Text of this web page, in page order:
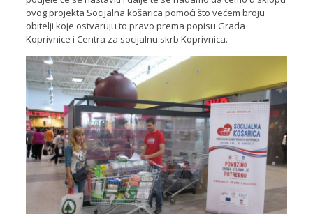
ovog projekta Socijalna košarica pomoći što većem broju
obitelji koje ostvaruju to pravo prema popisu Grada
Koprivnice i Centra za socijalnu skrb Koprivnica.